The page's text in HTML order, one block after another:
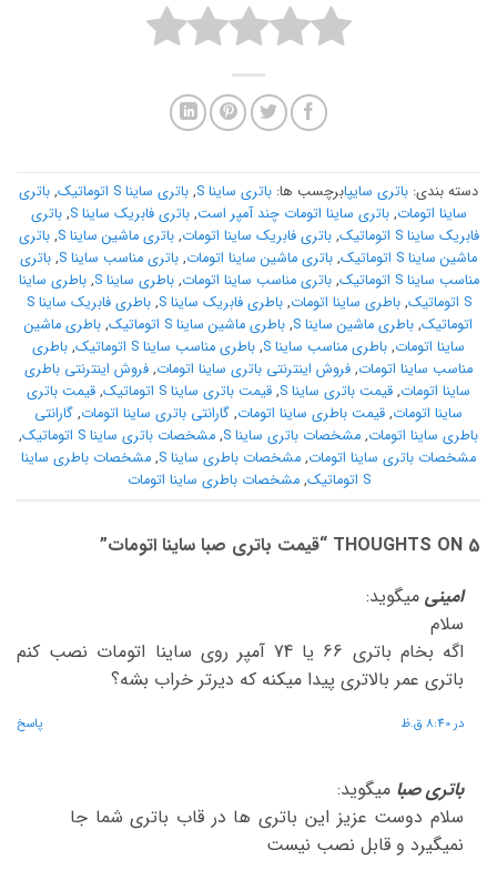
دسته بندی: باتری سایپابرچسب ها: باتری ساینا S , باتری ساینا S اتوماتیک , باتری
ساینا اتومات,باتری ساینا اتومات چند آمپر است,باتری فابریک ساینا S ,باتری
فابریک ساینا S اتوماتیک
,باتری فابریک ساینا اتومات,باتری ماشین ساینا S ,باتری
ماشین ساینا S اتوماتیک
, باتری ماشین ساینا اتومات, باتری مناسب ساینا S , باتری
مناسب ساینا S اتوماتیک
,باتری مناسب ساینا اتومات,باطری ساینا S ,باطری ساینا
S اتوماتیک
,باطری ساینا اتومات,باطری فابریک ساینا S ,
باطری فابریک ساینا S
اتوماتیک, باطری ماشین ساینا S , باطری ماشین ساینا S اتوماتیک , باطری ماشین
ساینا اتومات, باطری مناسب ساینا S , باطری مناسب ساینا S اتوماتیک , باطری
مناسب ساینا اتومات, فروش اینترنتی باتری ساینا اتومات, فروش اینترنتی باطری
ساینا اتومات, قیمت باتری ساینا S , قیمت باتری ساینا S اتوماتیک , قیمت باتری
ساینا اتومات, قیمت باطری ساینا اتومات, گارانتی باتری ساینا اتومات, گارانتی
باطری ساینا اتومات, مشخصات باتری ساینا S , مشخصات باتری ساینا S اتوماتیک
,
مشخصات باتری ساینا اتومات, مشخصات باطری ساینا S , مشخصات باطری ساینا
S اتوماتیک
,مشخصات باطری ساینا اتومات
5 THOUGHTS ON “ قیمت باتری صبا ساینا اتومات”
امینی میگوید:
سلام
اگه بخام باتری 66 یا 74 آمپر روی ساینا اتومات نصب کنم
باتری عمر بالاتری پیدا میکنه که دیرتر خراب بشه؟
در 8:40 ق.ظ پاسخ
باتری صبا میگوید:
سلام دوست عزیز این باتری ها در قاب باتری شما جا
نمیگیرد و قابل نصب نیست